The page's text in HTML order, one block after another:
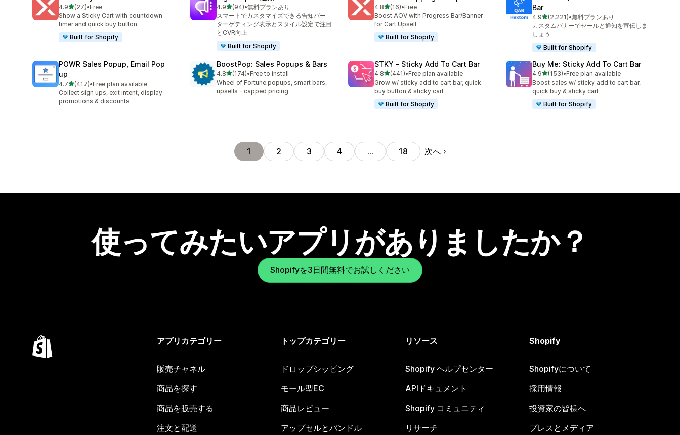
4.95つ星中
(27)
合計レビュー数：27件
•Free
Show a Sticky Cart with countdown
timer and quick buy button
Built for Shopify
4.95つ星中
(94)
合計レビュー数：94件
•無料プランあり
スマートでカスタマイズできる告知バー
ターゲティング表示とスタイル設定で注目
とCVR向上
Built for Shopify
4.85つ星中
(16)
合計レビュー数：16件
•Free
Boost AOV with Progress Bar/Banner
for Cart Upsell
Built for Shopify
Bar
4.95つ星中
(2,221)
合計レビュー数：2221件
•無料プランあり
カスタムバナーでセールと通知を宣伝しま
しょう
Built for Shopify
POWR Sales Popup, Email Pop
up
4.75つ星中
(417)
合計レビュー数：417件
•Free plan available
Collect sign ups, exit intent, display
promotions & discounts
BoostPop: Sales Popups & Bars
4.85つ星中
(174)
合計レビュー数：174件
•Free to install
Wheel of Fortune popups, smart bars,
upsells - capped pricing
STKY ‑ Sticky Add To Cart Bar
4.85つ星中
(441)
合計レビュー数：441件
•Free plan available
Grow w/ sticky add to cart bar, quick
buy button & sticky cart
Built for Shopify
Buy Me: Sticky Add To Cart Bar
4.95つ星中
(153)
合計レビュー数：153件
•Free plan available
Boost sales w/ sticky add to cart bar,
quick buy & sticky cart
Built for Shopify
1 2 3 4 … 18 次へ
使ってみたいアプリがありましたか？
Shopifyを3日間無料でお試しください
アプリカテゴリー
販売チャネル
商品を探す
商品を販売する
注文と配送
トップカテゴリー
ドロップシッピング
モール型EC
商品レビュー
アップセルとバンドル
リソース
Shopify ヘルプセンター
APIドキュメント
Shopify コミュニティ
リサーチ
Shopify
Shopifyについて
採用情報
投資家の皆様へ
プレスとメディア